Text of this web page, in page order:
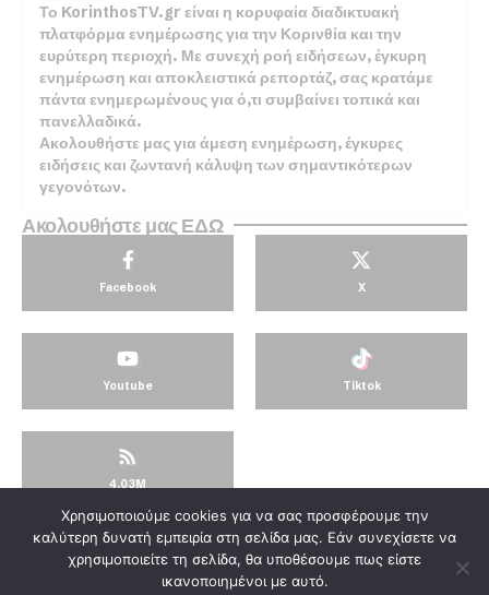
Το KorinthosTV.gr είναι η κορυφαία διαδικτυακή
πλατφόρμα ενημέρωσης για την Κορινθία και την
ευρύτερη περιοχή. Με συνεχή ροή ειδήσεων, έγκυρη
ενημέρωση και αποκλειστικά ρεπορτάζ, σας κρατάμε
πάντα ενημερωμένους για ό,τι συμβαίνει τοπικά και
πανελλαδικά.
Ακολουθήστε μας για άμεση ενημέρωση, έγκυρες
ειδήσεις και ζωντανή κάλυψη των σημαντικότερων
γεγονότων.
Ακολουθήστε μας ΕΔΩ
Facebook X
Youtube Tiktok
4.03M
© KorinthosTV @2025
Χρησιμοποιούμε cookies για να σας προσφέρουμε την
καλύτερη δυνατή εμπειρία στη σελίδα μας. Εάν συνεχίσετε να
χρησιμοποιείτε τη σελίδα, θα υποθέσουμε πως είστε
ικανοποιημένοι με αυτό.